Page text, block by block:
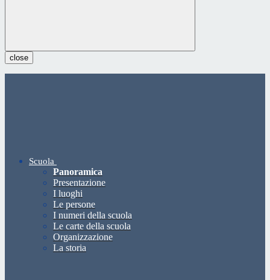
close
Scuola
Panoramica
Presentazione
I luoghi
Le persone
I numeri della scuola
Le carte della scuola
Organizzazione
La storia